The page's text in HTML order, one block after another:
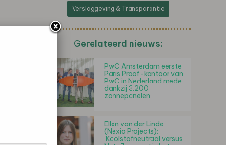
Verslaggeving & Transparantie
Gerelateerd nieuws:
PwC Amsterdam eerste
Paris Proof-kantoor van
PwC in Nederland mede
dankzij 3.200
zonnepanelen
Ellen van der Linde
(Nexio Projects):
'Koolstofneutraal versus